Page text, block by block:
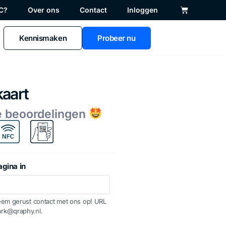
Over ons Contact Inloggen
Kennismaken Probeer nu
beoordelingen
in
gerust contact met ons op! URL